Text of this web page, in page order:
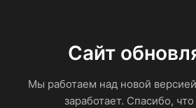
Сайт
Мы работаем над новой
заработает. Спасибо,